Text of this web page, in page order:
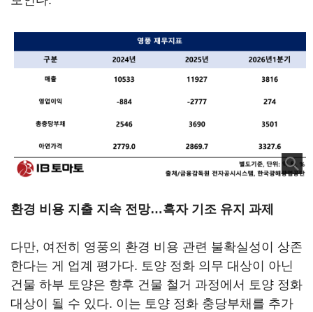
환경 비용 지출 지속 전망…흑자 기조 유지 과제
다만, 여전히 영풍의 환경 비용 관련 불확실성이 상존
한다는 게 업계 평가다. 토양 정화 의무 대상이 아닌
건물 하부 토양은 향후 건물 철거 과정에서 토양 정화
대상이 될 수 있다. 이는 토양 정화 충당부채를 추가